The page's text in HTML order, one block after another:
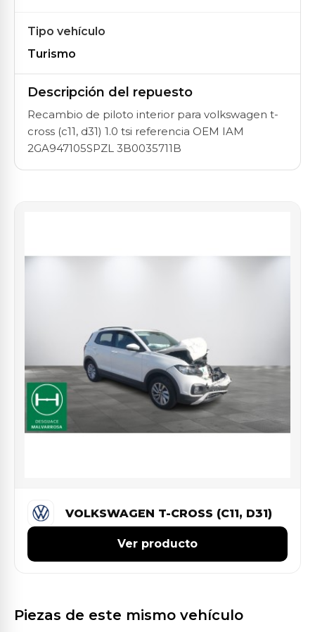
Tipo vehículo
Turismo
Descripción del repuesto
Recambio de piloto interior para volkswagen t-
cross (c11, d31) 1.0 tsi referencia OEM IAM
2GA947105SPZL 3B0035711B
VOLKSWAGEN T-CROSS (C11, D31)
Ver producto
Piezas de este mismo vehículo